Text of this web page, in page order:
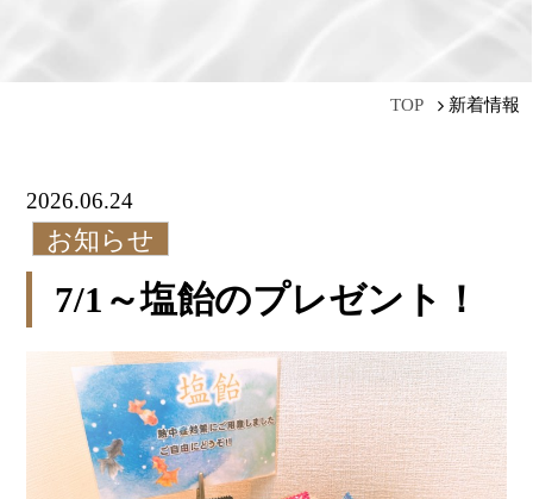
TOP 新着情報
2026.06.24
お知らせ
7/1～塩飴のプレゼント！